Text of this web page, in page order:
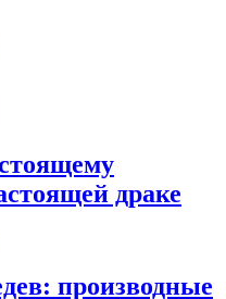
драке
производные